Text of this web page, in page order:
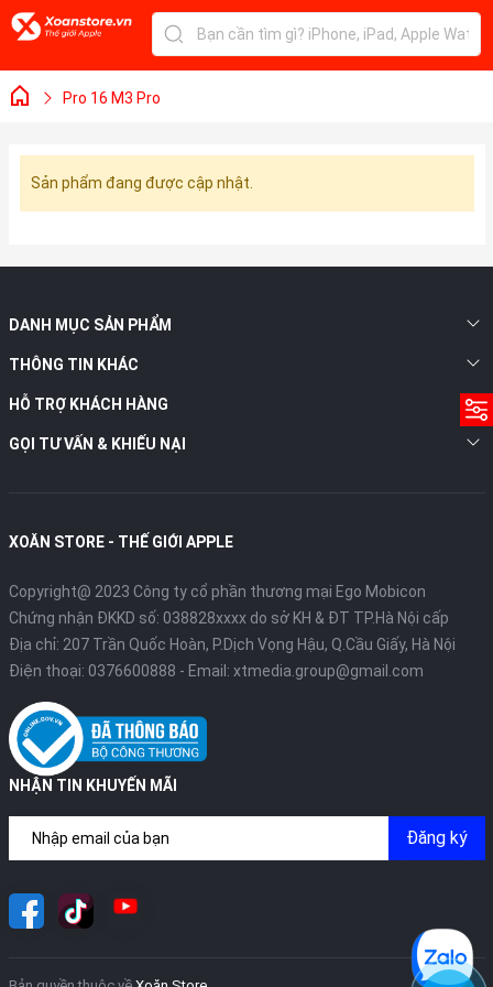
Pro 16 M3 Pro
Sản phẩm đang được cập nhật.
DANH MỤC SẢN PHẨM
THÔNG TIN KHÁC
HỖ TRỢ KHÁCH HÀNG
GỌI TƯ VẤN & KHIẾU NẠI
XOĂN STORE - THẾ GIỚI APPLE
Copyright@ 2023 Công ty cổ phần thương mại Ego Mobicon
Chứng nhận ĐKKD số: 038828xxxx do sở KH & ĐT TP.Hà Nội cấp
Địa chỉ: 207 Trần Quốc Hoàn, P.Dịch Vọng Hậu, Q.Cầu Giấy, Hà Nội
Điện thoại: 0376600888 - Email: xtmedia.group@gmail.com
NHẬN TIN KHUYẾN MÃI
Đăng ký